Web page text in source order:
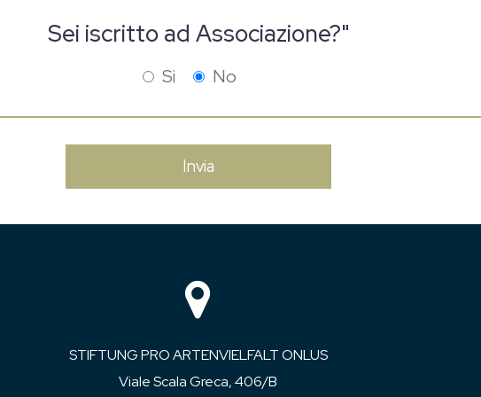
Sei iscritto ad Associazione?"
Si No
STIFTUNG PRO ARTENVIELFALT ONLUS
Viale Scala Greca, 406/B